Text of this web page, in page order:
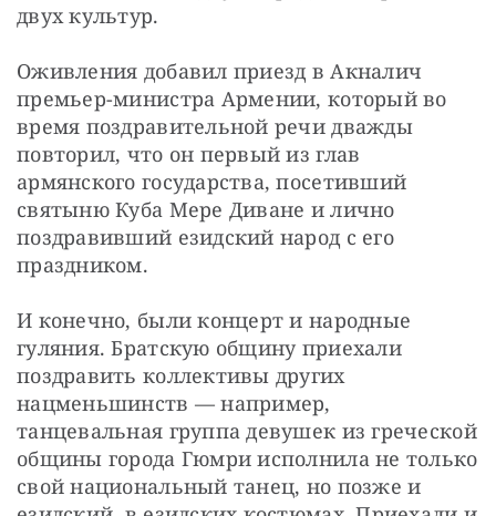
двух культур.
Оживления добавил приезд в Акналич
премьер-министра Армении, который во
время поздравительной речи дважды
повторил, что он первый из глав
армянского государства, посетивший
святыню Куба Мере Диване и лично
поздравивший езидский народ с его
праздником.
И конечно, были концерт и народные
гуляния. Братскую общину приехали
поздравить коллективы других
нацменьшинств — например,
танцевальная группа девушек из греческой
общины города Гюмри исполнила не только
свой национальный танец, но позже и